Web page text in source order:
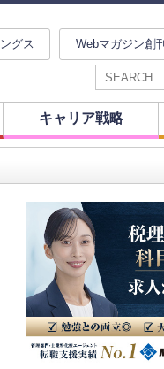
グス Webマガジン創
キャリア戦略